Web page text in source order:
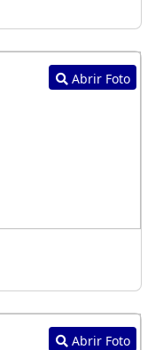
Abrir Foto
Abrir Foto